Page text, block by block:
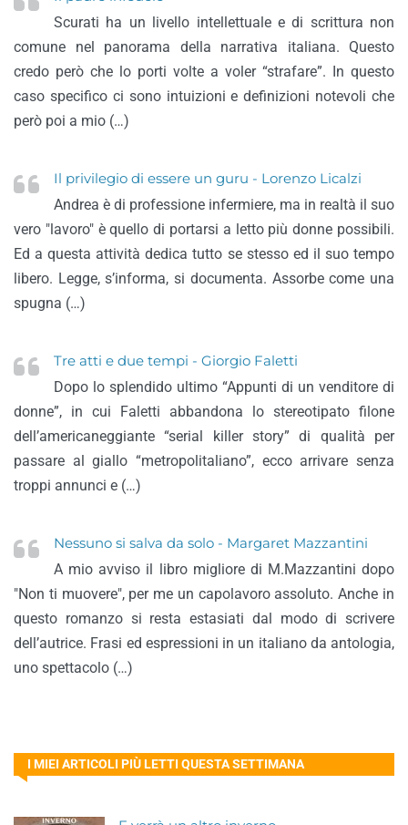
Scurati ha un livello intellettuale e di scrittura non
comune nel panorama della narrativa italiana. Questo
credo però che lo porti volte a voler “strafare”. In questo
caso specifico ci sono intuizioni e definizioni notevoli che
però poi a mio (…)
Il privilegio di essere un guru - Lorenzo Licalzi
Andrea è di professione infermiere, ma in realtà il suo
vero "lavoro" è quello di portarsi a letto più donne possibili.
Ed a questa attività dedica tutto se stesso ed il suo tempo
libero. Legge, s’informa, si documenta. Assorbe come una
spugna (…)
Tre atti e due tempi - Giorgio Faletti
Dopo lo splendido ultimo “Appunti di un venditore di
donne”, in cui Faletti abbandona lo stereotipato filone
dell’americaneggiante “serial killer story” di qualità per
passare al giallo “metropolitaliano”, ecco arrivare senza
troppi annunci e (…)
Nessuno si salva da solo - Margaret Mazzantini
A mio avviso il libro migliore di M.Mazzantini dopo
"Non ti muovere", per me un capolavoro assoluto. Anche in
questo romanzo si resta estasiati dal modo di scrivere
dell’autrice. Frasi ed espressioni in un italiano da antologia,
uno spettacolo (…)
I MIEI ARTICOLI PIÙ LETTI QUESTA SETTIMANA